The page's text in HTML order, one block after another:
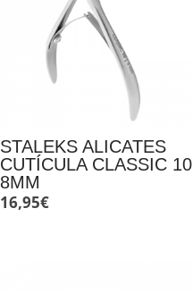
STALEKS ALICATES
CUTÍCULA CLASSIC 10
8MM
16,95€